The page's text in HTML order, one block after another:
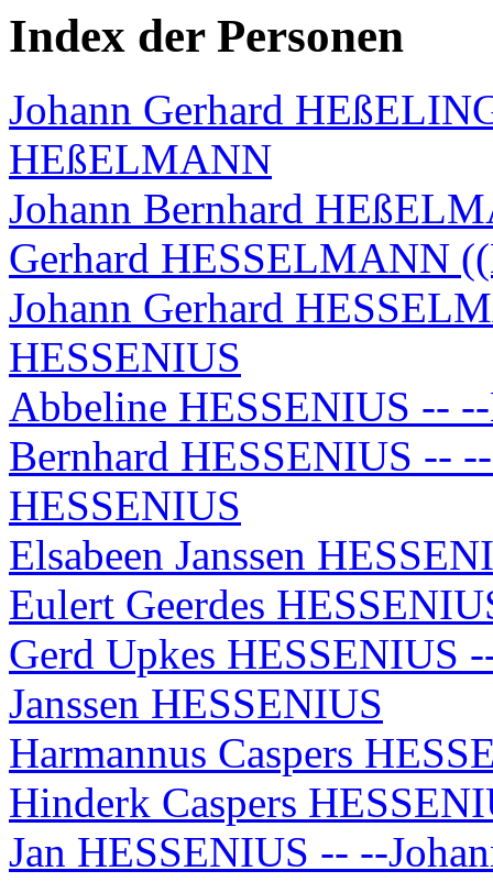
Index der Personen
Johann Gerhard
HEßELMANN
Johann Bernhard
Gerhard HESSELMANN
Johann Gerhard
HESSENIUS
Abbeline HESSENIUS --
Bernhard HESSENIUS --
HESSENIUS
Elsabeen Janssen
Eulert Geerdes
Gerd Upkes HESSENIUS
Janssen HESSENIUS
Harmannus Caspers
Hinderk Caspers
Jan HESSENIUS -- --